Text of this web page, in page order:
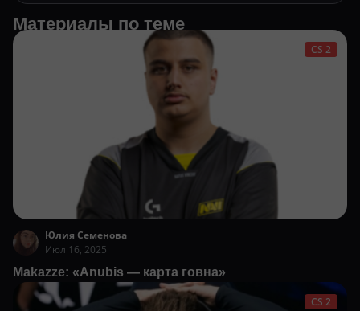
Материалы по теме
CS 2
Юлия Семенова
Июл 16, 2025
Makazze: «Anubis — карта говна»
CS 2